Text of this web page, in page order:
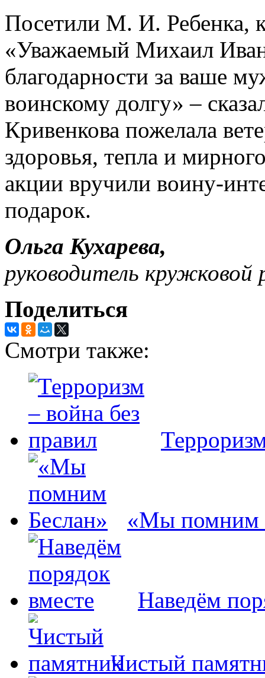
Посетили М. И. Ребенка,
«Уважаемый Михаил
благодарности за ваше
воинскому долгу» –
Кривенкова пожелала
здоровья, тепла и
акции вручили воину-
подарок.
Ольга Кухарева,
руководитель
Поделиться
Смотри также:
«Мы помним
Наведём
Чистый